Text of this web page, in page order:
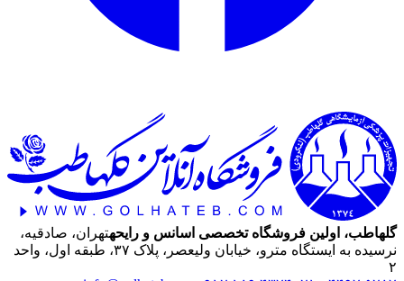
گلهاطب، اولین فروشگاه تخصصی اسانس و رایحهتهران، صادقیه،
نرسیده به ایستگاه مترو، خیابان ولیعصر، پلاک ۳۷، طبقه اول، واحد
۲